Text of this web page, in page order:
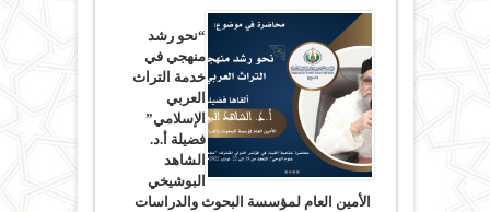
“نحو رشد
منهجي في
خدمة التراث
العربي
الإسلامي”
فضيلة أ.د.
الشاهد
البوشيخي
الأمين العام لمؤسسة البحوث والدراسات